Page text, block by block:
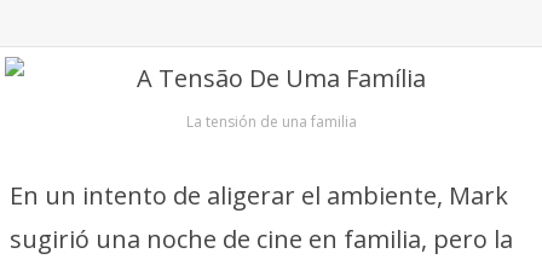
La tensión de una familia
En un intento de aligerar el ambiente, Mark
sugirió una noche de cine en familia, pero la